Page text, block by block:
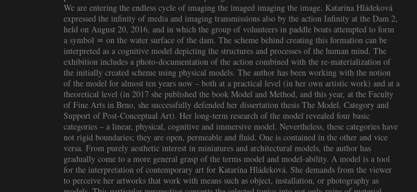
We are entering the endless cycle of imaging the imaged imaging the image. Katarína Hládeková
expressed the infinity of media and imaging transmissions also by the action Infinity at the Dam 2,
held on August 20, 2016, and in which the group of volunteers in paddle boats attempted to form
a symbol ∞ on the water surface of the dam. The scheme behind creating this formation can be
interpreted as a cognitive model depicting the structures and processes of the human mind. The
exhibition includes a photo-documentation of the action combined with the re-materialization of
the initially created scheme using physical models. The author has been working with the notion
of the model for almost ten years now – both at a practical level (in her own artistic work) and at a
theoretical level (in 2017 she published the book Model and Method, and this year, at the Faculty
of Fine Arts in Brno, she successfully defended her dissertation thesis The Model. Category and
Support of Post-Conceptual Art). Her long-term research of the model revealed four basic
categories – a linear, physical, cognitive and immersive model. Nevertheless, these categories have
not rigid boundaries; they are open, permeable and fluid. One is contained in the other and vice
versa. From purely aesthetic interest in miniatures and architectural models, the author has
gradually come to a more general grasp of the terms model and model-ability. A model is a tool
for the interpretation of contemporary art for Katarína Hládeková. She demands from the viewer
to perceive her artworks that work with means such as object, installation, or photography as